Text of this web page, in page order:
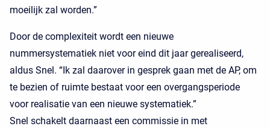
moeilijk zal worden.”
Door de complexiteit wordt een nieuwe
nummersystematiek niet voor eind dit jaar gerealiseerd,
aldus Snel. “Ik zal daarover in gesprek gaan met de AP, om
te bezien of ruimte bestaat voor een overgangsperiode
voor realisatie van een nieuwe systematiek.”
Snel schakelt daarnaast een commissie in met